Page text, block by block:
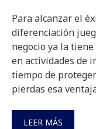
Para alcanzar el
diferenciación
negocio ya la
en actividades de
tiempo de
pierdas esa
LEER MÁS